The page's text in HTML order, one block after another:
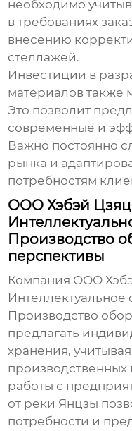
необходимо
в требованиях
внесению
стеллажей.
Инвестиции в
материалов также
Это позволит
современные и
Важно постоянно
рынка и
потребностям
ООО Хэбэй
Производство
перспективы
Компания ООО
Интеллектуальное
Производство
предлагать
хранения,
работы с
от реки Янцзы
потребности и